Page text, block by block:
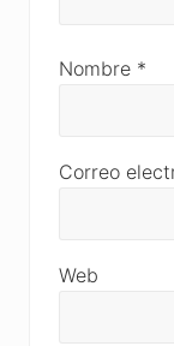
Nombre *
Correo
Web